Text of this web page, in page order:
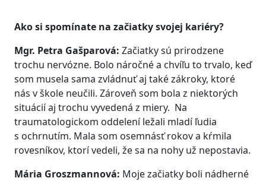
Ako si spomínate na začiatky svojej kariéry?
Mgr. Petra Gašparová: Začiatky sú prirodzene
trochu nervózne. Bolo náročné a chvíľu to trvalo, keď
som musela sama zvládnuť aj také zákroky, ktoré
nás v škole neučili. Zároveň som bola z niektorých
situácií aj trochu vyvedená z miery. Na
traumatologickom oddelení ležali mladí ľudia
s ochrnutím. Mala som osemnásť rokov a kŕmila
rovesníkov, ktorí vedeli, že sa na nohy už nepostavia.
Mária Groszmannová: Moje začiatky boli nádherné